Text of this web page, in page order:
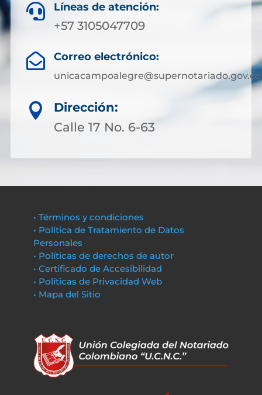
 Líneas de atención:
+57 3105047709
 Correo electrónico:
unicacampoalegre@supernotariado.gov.co

Dirección:
Calle 17 No. 6-63
• Términos y condiciones
• Política de Tratamiento de Datos
Personales
• Políticas de derechos de autor
• Certificado de Accesibilidad
• Políticas de Privacidad Web
• Mapa del Sitio